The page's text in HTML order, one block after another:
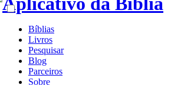
Bíblias
Livros
Pesquisar
Blog
Parceiros
Sobre